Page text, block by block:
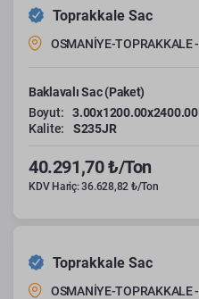
Toprakkale Sac
OSMANİYE-TOPRAKKALE -
Baklavalı Sac (Paket)
Boyut:
3.00x1200.00x2400.00
Kalite:
S235JR
40.291,70 ₺/Ton
KDV Hariç: 36.628,82 ₺/Ton
Toprakkale Sac
OSMANİYE-TOPRAKKALE -